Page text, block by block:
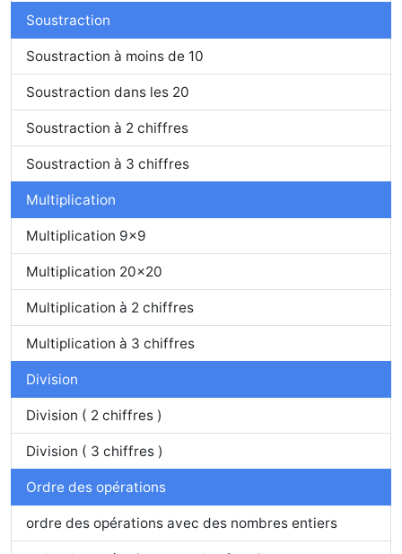
Soustraction
Soustraction à moins de 10
Soustraction dans les 20
Soustraction à 2 chiffres
Soustraction à 3 chiffres
Multiplication
Multiplication 9x9
Multiplication 20x20
Multiplication à 2 chiffres
Multiplication à 3 chiffres
Division
Division ( 2 chiffres )
Division ( 3 chiffres )
Ordre des opérations
ordre des opérations avec des nombres entiers